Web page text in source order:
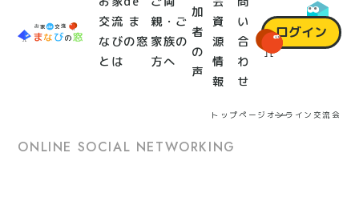
交流 ま
なびの窓
とは
親・ご
家族の
方へ
加
者
の
声
資
源
情
報
い
合
わ
せ
ログイン
トップページ オンライン交流会
ONLINE SOCIAL NETWORKING